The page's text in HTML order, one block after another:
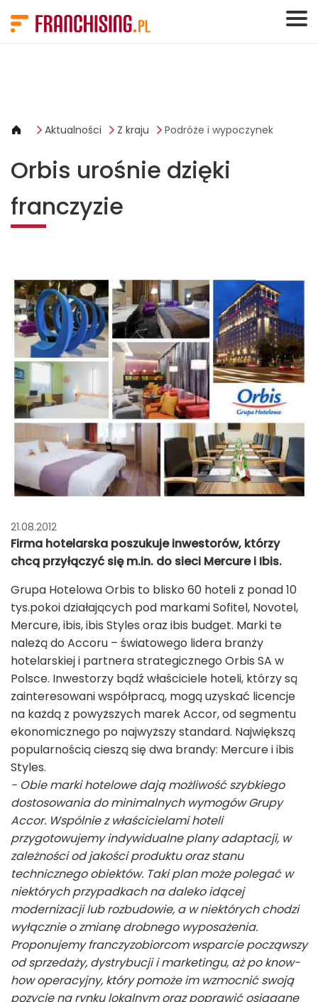
Aktualności Z kraju Podróże i wypoczynek
Orbis urośnie dzięki
franczyzie
21.08.2012
Firma hotelarska poszukuje inwestorów, którzy
chcą przyłączyć się m.in. do sieci Mercure i Ibis.
Grupa Hotelowa Orbis to blisko 60 hoteli z ponad 10
tys.pokoi działających pod markami Sofitel, Novotel,
Mercure, ibis, ibis Styles oraz ibis budget. Marki te
należą do Accoru – światowego lidera branży
hotelarskiej i partnera strategicznego Orbis SA w
Polsce. Inwestorzy bądź właściciele hoteli, którzy są
zainteresowani współpracą, mogą uzyskać licencje
na każdą z powyższych marek Accor, od segmentu
ekonomicznego po najwyższy standard. Największą
popularnością cieszą się dwa brandy: Mercure i ibis
Styles.
- Obie marki hotelowe dają możliwość szybkiego
dostosowania do minimalnych wymogów Grupy
Accor. Wspólnie z właścicielami hoteli
przygotowujemy indywidualne plany adaptacji, w
zależności od jakości produktu oraz stanu
technicznego obiektów. Taki plan może polegać w
niektórych przypadkach na daleko idącej
modernizacji lub rozbudowie, a w niektórych chodzi
wyłącznie o zmianę drobnego wyposażenia.
Proponujemy franczyzobiorcom wsparcie począwszy
od sprzedaży, dystrybucji i marketingu, aż po know-
how operacyjny, który pomoże im wzmocnić swoją
pozycję na rynku lokalnym oraz poprawić osiągane